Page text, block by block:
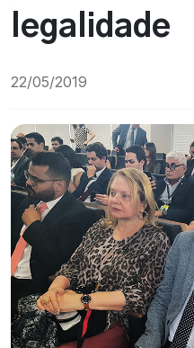
legalidade
22/05/2019